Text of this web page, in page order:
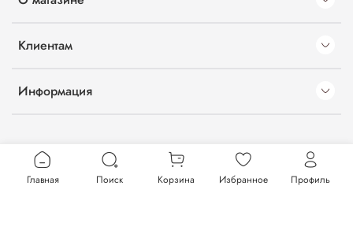
Клиентам
Информация
Главная Поиск Корзина Избранное Профиль